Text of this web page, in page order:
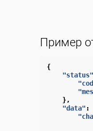
Пример
{
"status"
},
"data" :